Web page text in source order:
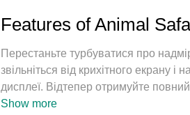
Features of Animal
Перестаньте турбуватися про
звільніться від крихітного екрану
дисплеї. Відтепер отримуйте
пропонує вам усі дивовижні
Show more